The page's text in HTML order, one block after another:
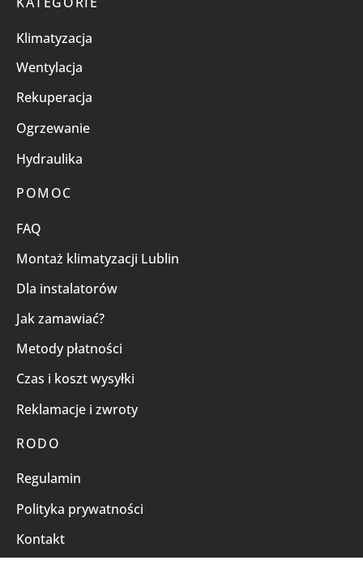
Klimatyzacja
Wentylacja
Rekuperacja
Ogrzewanie
Hydraulika
POMOC
FAQ
Montaż klimatyzacji Lublin
Dla instalatorów
Jak zamawiać?
Metody płatności
Czas i koszt wysyłki
Reklamacje i zwroty
RODO
Regulamin
Polityka prywatności
Kontakt